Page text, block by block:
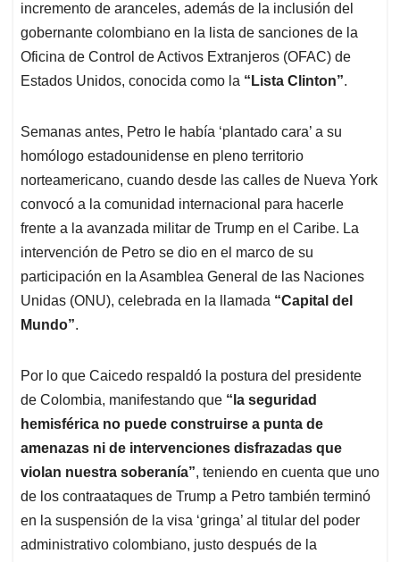
incremento de aranceles, además de la inclusión del
gobernante colombiano en la lista de sanciones de la
Oficina de Control de Activos Extranjeros (OFAC) de
Estados Unidos, conocida como la “Lista Clinton”.
Semanas antes, Petro le había ‘plantado cara’ a su
homólogo estadounidense en pleno territorio
norteamericano, cuando desde las calles de Nueva York
convocó a la comunidad internacional para hacerle
frente a la avanzada militar de Trump en el Caribe. La
intervención de Petro se dio en el marco de su
participación en la Asamblea General de las Naciones
Unidas (ONU), celebrada en la llamada “Capital del
Mundo”.
Por lo que Caicedo respaldó la postura del presidente
de Colombia, manifestando que “la seguridad
hemisférica no puede construirse a punta de
amenazas ni de intervenciones disfrazadas que
violan nuestra soberanía”, teniendo en cuenta que uno
de los contraataques de Trump a Petro también terminó
en la suspensión de la visa ‘gringa’ al titular del poder
administrativo colombiano, justo después de la